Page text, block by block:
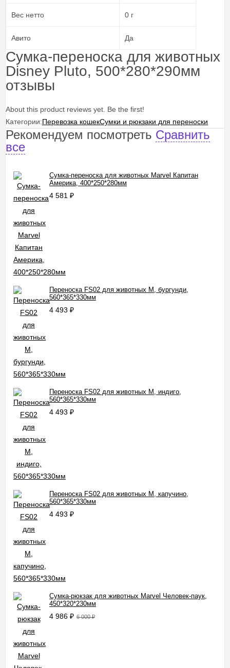
Вес нетто 0 г
Авито Да
Сумка-переноска для животных
Disney Pluto, 500*280*290мм
отзывы
About this product reviews yet. Be the first!
Категории:Перевозка кошекСумки и рюкзаки для переноски
Рекомендуем посмотреть Сравнить
все
Сумка-переноска для животных Marvel Капитан
Америка, 400*250*280мм
4 581 ₽
Переноска FS02 для животных M, бургунди,
560*365*330мм
4 493 ₽
Переноска FS02 для животных M, индиго,
560*365*330мм
4 493 ₽
Переноска FS02 для животных M, капучино,
560*365*330мм
4 493 ₽
Сумка-рюкзак для животных Marvel Человек-паук,
450*320*230мм
4 986 ₽ 6 000₽